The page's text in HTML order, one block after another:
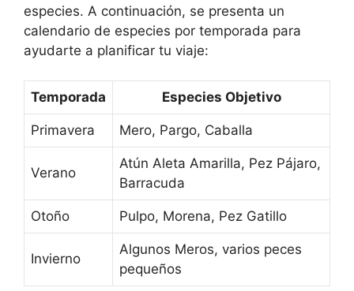
especies. A continuación, se presenta un
calendario de especies por temporada para
ayudarte a planificar tu viaje:
Temporada Especies Objetivo
Primavera Mero, Pargo, Caballa
Verano
Atún Aleta Amarilla, Pez Pájaro,
Barracuda
Otoño Pulpo, Morena, Pez Gatillo
Invierno
Algunos Meros, varios peces
pequeños